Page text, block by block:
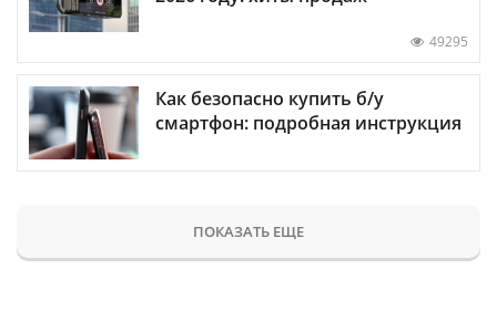
49295
Как безопасно купить б/у
смартфон: подробная инструкция
ПОКАЗАТЬ ЕЩЕ